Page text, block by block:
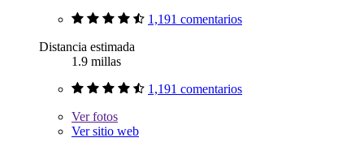
1,191 comentarios
Distancia estimada
1.9 millas
1,191 comentarios
Verfotos
Ver sitio web